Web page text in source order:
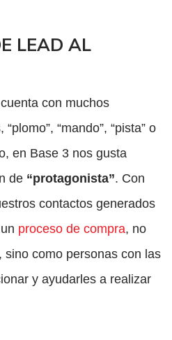
LEAD AL
con muchos
“mando”, “pista” o
en Base 3 nos gusta
de “protagonista”. Con
contactos generados
proceso de compra, no
sino como personas con las
y ayudarles a realizar